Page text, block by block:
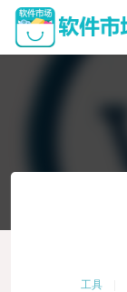
工具